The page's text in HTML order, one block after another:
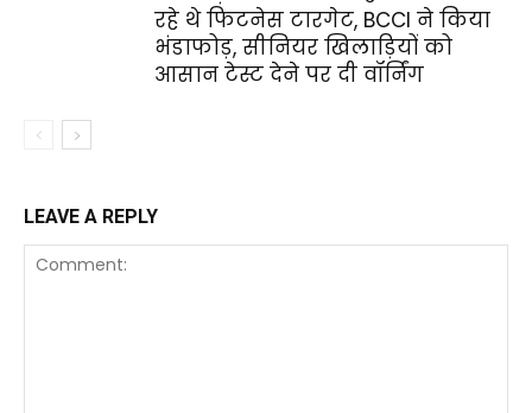
रहे थे फिटनेस टारगेट, BCCI ने किया
भंडाफोड़, सीनियर खिलाड़ियों को
आसान टेस्ट देने पर दी वॉर्निंग
LEAVE A REPLY